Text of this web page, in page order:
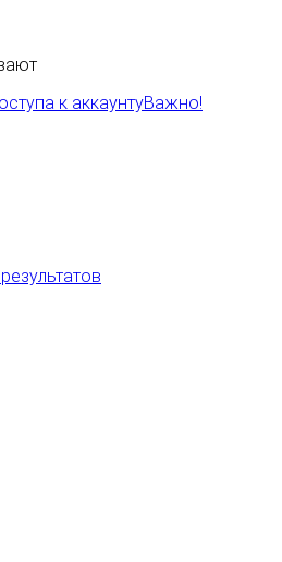
к аккаунтуВажно!